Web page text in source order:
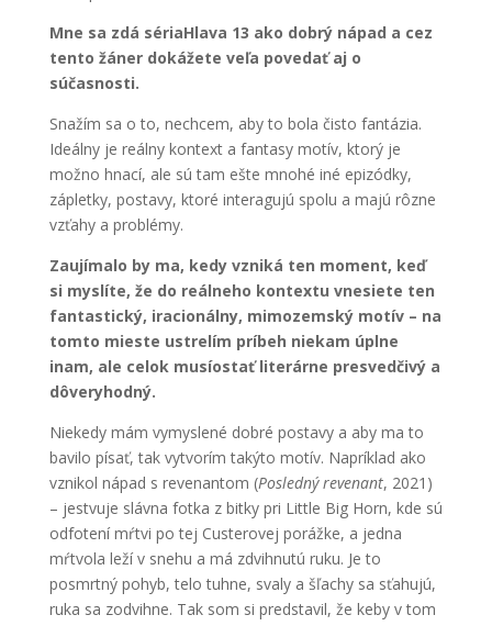
Mne sa zdá sériaHlava 13 ako dobrý nápad a cez
tento žáner dokážete veľa povedať aj o
súčasnosti.
Snažím sa o to, nechcem, aby to bola čisto fantázia.
Ideálny je reálny kontext a fantasy motív, ktorý je
možno hnací, ale sú tam ešte mnohé iné epizódky,
zápletky, postavy, ktoré interagujú spolu a majú rôzne
vzťahy a problémy.
Zaujímalo by ma, kedy vzniká ten moment, keď
si myslíte, že do reálneho kontextu vnesiete ten
fantastický, iracionálny, mimozemský motív – na
tomto mieste ustrelím príbeh niekam úplne
inam, ale celok musíostať literárne presvedčivý a
dôveryhodný.
Niekedy mám vymyslené dobré postavy a aby ma to
bavilo písať, tak vytvorím takýto motív. Napríklad ako
vznikol nápad s revenantom (Posledný revenant, 2021)
– jestvuje slávna fotka z bitky pri Little Big Horn, kde sú
odfotení mŕtvi po tej Custerovej porážke, a jedna
mŕtvola leží v snehu a má zdvihnutú ruku. Je to
posmrtný pohyb, telo tuhne, svaly a šľachy sa sťahujú,
ruka sa zodvihne. Tak som si predstavil, že keby v tom